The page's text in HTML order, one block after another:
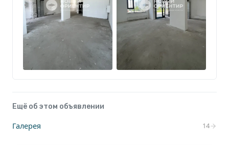
Ещё об этом объявлении
Галерея 14